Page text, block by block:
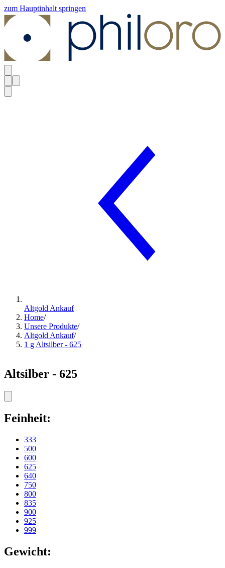
zum Hauptinhalt springen
Altgold Ankauf
Home/
Unsere Produkte/
Altgold Ankauf/
1 g Altsilber - 625
Altsilber - 625
Feinheit:
333
500
600
625
640
750
800
835
900
925
999
Gewicht: